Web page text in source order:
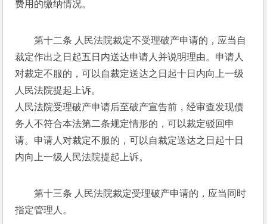
费用的缴纳情况。
第十二条 人民法院裁定不受理破产申请的，应当自
裁定作出之日起五日内送达申请人并说明理由。申请人
对裁定不服的，可以自裁定送达之日起十日内向上一级
人民法院提起上诉。
人民法院受理破产申请后至破产宣告前，经审查发现债
务人不符合本法第二条规定情形的，可以裁定驳回申
请。申请人对裁定不服的，可以自裁定送达之日起十日
内向上一级人民法院提起上诉。
第十三条 人民法院裁定受理破产申请的，应当同时
指定管理人。